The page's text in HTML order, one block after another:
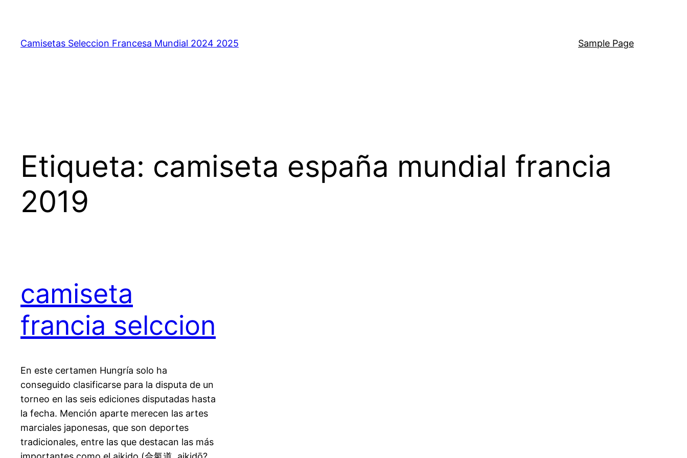
contenido
Camisetas Seleccion Francesa Mundial 2024 2025 Sample Page
Etiqueta: camiseta españa mundial francia
2019
camiseta
francia selccion
En este certamen Hungría solo ha
conseguido clasificarse para la disputa de un
torneo en las seis ediciones disputadas hasta
la fecha. Mención aparte merecen las artes
marciales japonesas, que son deportes
tradicionales, entre las que destacan las más